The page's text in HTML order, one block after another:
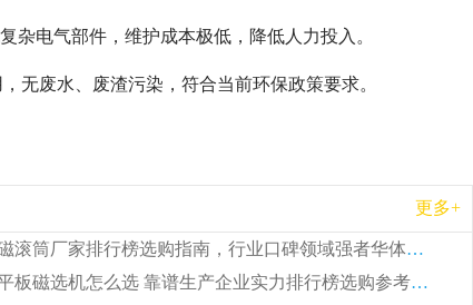
杂电气部件，维护成本极低，降低人力投入。
无废水、废渣污染，符合当前环保政策要求。
更多+
2026 矿用永磁滚筒厂家排行榜选购指南，行业口碑领域强者华体会手机网页版-华体会(中国)
2026 钛铁矿平板磁选机怎么选 靠谱生产企业实力排行榜选购参考攻略